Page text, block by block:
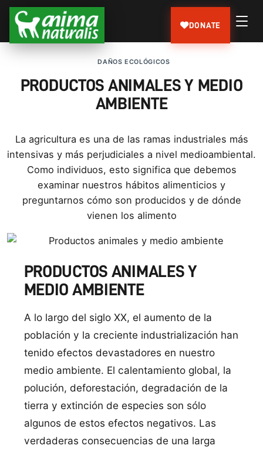
DONATE
DAÑOS ECOLÓGICOS
PRODUCTOS ANIMALES Y MEDIO
AMBIENTE
La agricultura es una de las ramas industriales más
intensivas y más perjudiciales a nivel medioambiental.
Como individuos, esto significa que debemos
examinar nuestros hábitos alimenticios y
preguntarnos cómo son producidos y de dónde
vienen los alimento
PRODUCTOS ANIMALES Y
MEDIO AMBIENTE
A lo largo del siglo XX, el aumento de la
población y la creciente industrialización han
tenido efectos devastadores en nuestro
medio ambiente. El calentamiento global, la
polución, deforestación, degradación de la
tierra y extinción de especies son sólo
algunos de estos efectos negativos. Las
verdaderas consecuencias de una larga